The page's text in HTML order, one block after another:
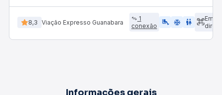
8,3 Viação Expresso Guanabara
1
conexão
airline_seat_legroom_extra ac_unit wc
direto
Informações gerais